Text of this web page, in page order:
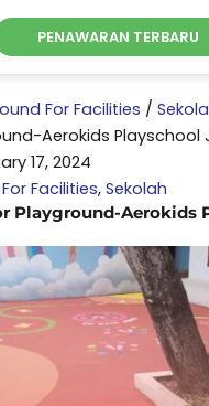
PENAWARAN TERBARU
For Facilities /
Aerokids Playschool
17, 2024
Facilities, Sekolah
Playground-Aerokids